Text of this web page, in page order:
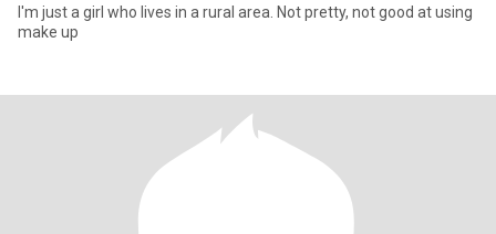
I'm just a girl who lives in a rural area. Not pretty, not good at using
make up